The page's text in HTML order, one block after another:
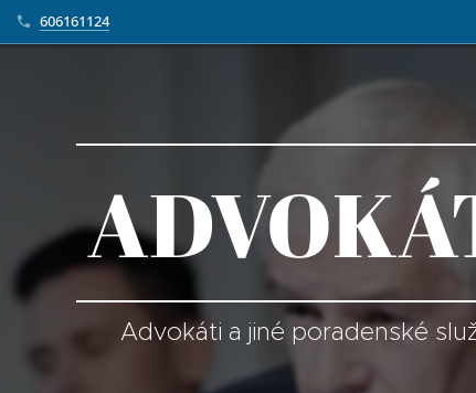
606161124
Advokáti a jiné poradenské